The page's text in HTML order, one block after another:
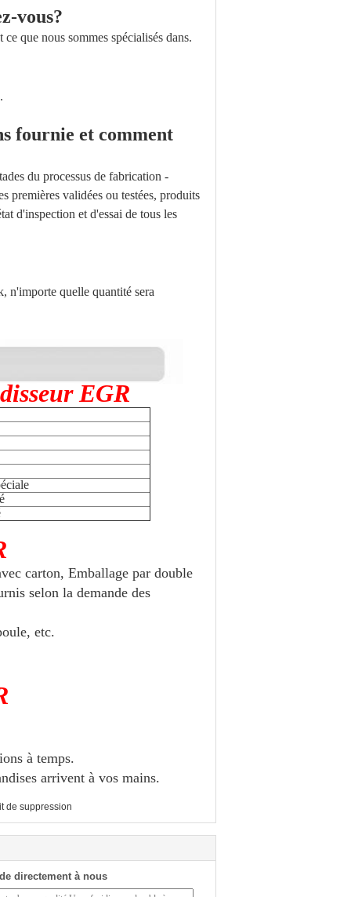
vous?
que nous sommes spécialisés dans.
fournie et comment
du processus de fabrication -
premières validées ou testées, produits
d'inspection et d'essai de tous les
n'importe quelle quantité sera
EGR
carton, Emballage par double
selon la demande des
etc.
à temps.
arrivent à vos mains.
de suppression
directement à nous